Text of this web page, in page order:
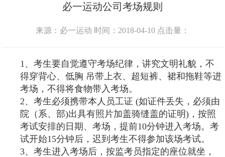
必一运动公司考场规则
来源：必一运动 时间：2018-04-10 点击量：
1 、考生要自觉遵守考场纪律，讲究文明礼貌，不
得穿背心、低胸 吊带上衣、超短裤、裙和拖鞋等进
考场，不得将食物带入考场。
2、考生必须携带本人员工证 (如证件丢失，必须由
院（系、部)出具有照片加盖骑缝盖的证明)，按照
考试安排的日期、考场，提前10分钟进入考场。考
试开始15分钟后，迟到考生不得参加该场考试。
3、考生进入考场后，按监考员指定的座位就坐，